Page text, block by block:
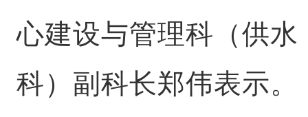
心建设与管理科（供水
科）副科长郑伟表示。